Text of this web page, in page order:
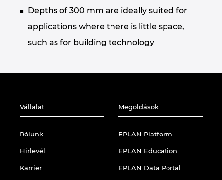
Depths of 300 mm are ideally suited for
applications where there is little space,
such as for building technology
Vállalat
Rólunk
Hírlevél
Karrier
Megoldások
EPLAN Platform
EPLAN Education
EPLAN Data Portal